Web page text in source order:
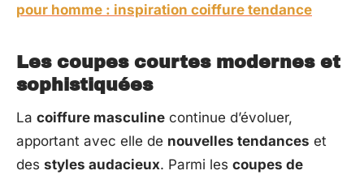
pour homme : inspiration coiffure tendance
Les coupes courtes modernes et
sophistiquées
La coiffure masculine continue d’évoluer,
apportant avec elle de nouvelles tendances et
des styles audacieux. Parmi les coupes de